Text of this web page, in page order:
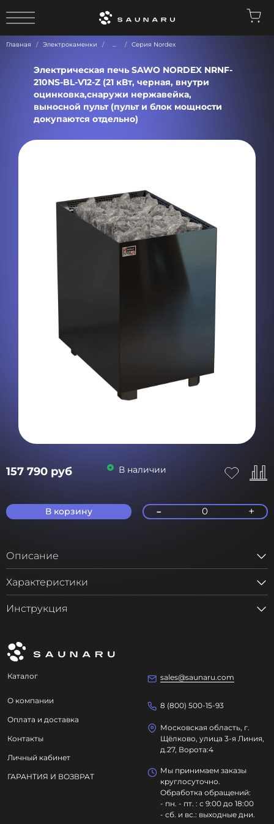
Главная Электрокаменки ... Серия Nordex
Электрическая печь SAWO NORDEX NRNF-
210NS-BL-V12-Z (21 кВт, черная, внутри
оцинковка,снаружи нержавейка,
выносной пульт (пульт и блок мощности
докупаются отдельно)
157 790 руб В наличии
В корзину - 0 +
Описание
Характеристики
Инструкция
Каталог
О компании
Оплата и доставка
Контакты
Личный кабинет
ГАРАНТИЯ И ВОЗВРАТ
sales@saunaru.com
8 (800) 500-15-93
Московская область, г.
Щёлково, улица 3-я Линия,
д.27, Ворота:4
Мы принимаем заказы
круглосуточно.
Обработка обращений:
- пн. - пт. : с 9:00 до 18:00
- сб. и вс.: выходные дни.